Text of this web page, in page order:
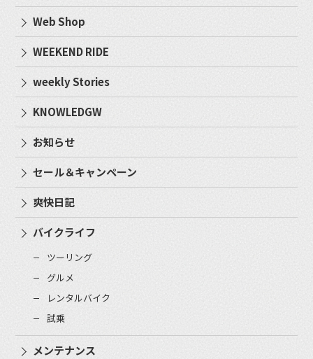
Web Shop
WEEKEND RIDE
weekly Stories
KNOWLEDGW
お知らせ
セール＆キャンペーン
爽快日記
バイクライフ
ツーリング
グルメ
レンタルバイク
試乗
メンテナンス